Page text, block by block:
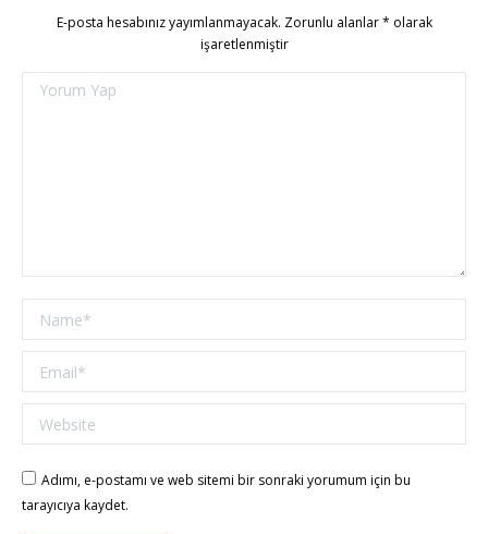
E-posta hesabınız yayımlanmayacak. Zorunlu alanlar* olarak
işaretlenmiştir
Yorum Yap
Name *
Email *
Website
Adımı, e-postamı ve web sitemi bir sonraki yorumum için bu
tarayıcıya kaydet.